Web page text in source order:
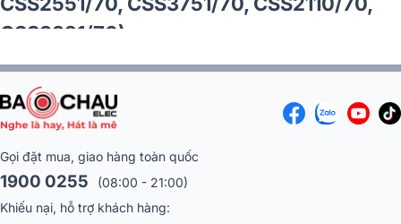
CSS3321/70)
Gọi đặt mua, giao hàng toàn quốc
1900 0255
(08:00 - 21:00)
Khiếu nại, hỗ trợ khách hàng: